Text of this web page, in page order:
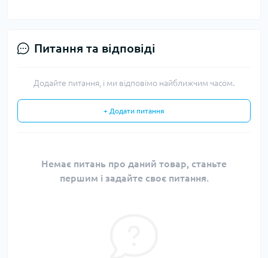
Питання та відповіді
Додайте питання, і ми відповімо найближчим часом.
+ Додати питання
Немає питань про даний товар, станьте
першим і задайте своє питання.